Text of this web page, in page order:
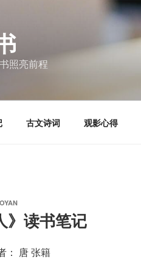
照亮前程
古文诗词 观影心得
》读书笔记
： 唐 张籍